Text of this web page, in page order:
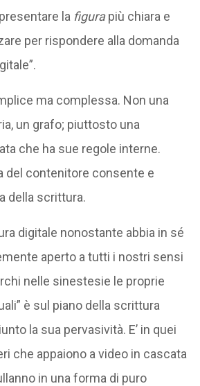
la figurapiù chiara e
per rispondere alla domanda
ma complessa. Non una
un grafo; piuttosto una
che ha sue regole interne.
del contenitore consente e
della scrittura.
digitale nonostante abbia in sé
aperto a tutti i nostri sensi
nelle sinestesie le proprie
è sul piano della scrittura
la sua pervasività. E’ in quei
che appaiono a video in cascata
in una forma di puro